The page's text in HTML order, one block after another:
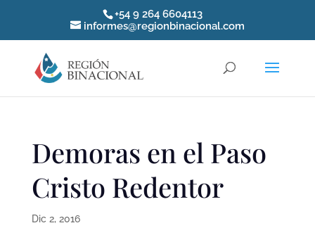
+54 9 264 6604113
informes@regionbinacional.com
Demoras en el Paso
Cristo Redentor
Dic 2, 2016